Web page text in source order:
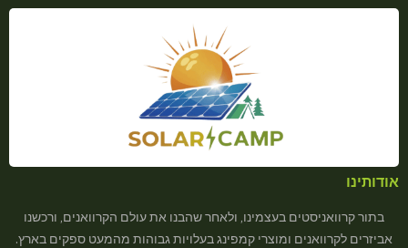
אודותינו
בתור קרוואניסטים בעצמינו, ולאחר שהבנו את עולם הקרוואנים, ורכשנו
אביזרים לקרוואנים ומוצרי קמפינג בעלויות גבוהות מהמעט ספקים בארץ.